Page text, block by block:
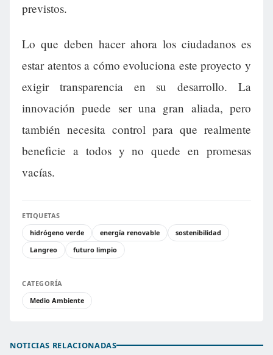
previstos.
Lo que deben hacer ahora los ciudadanos es
estar atentos a cómo evoluciona este proyecto y
exigir transparencia en su desarrollo. La
innovación puede ser una gran aliada, pero
también necesita control para que realmente
beneficie a todos y no quede en promesas
vacías.
ETIQUETAS
hidrógeno verde
energía renovable
sostenibilidad
Langreo
futuro limpio
CATEGORÍA
Medio Ambiente
NOTICIAS RELACIONADAS